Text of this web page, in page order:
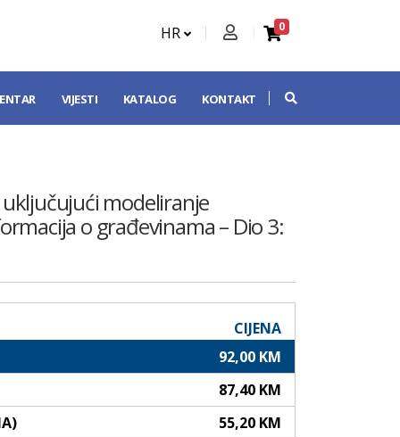
HR 0
VIJESTI KATALOG KONTAKT
modeliranje
o građevinama – Dio 3:
CIJENA
92,00 KM
87,40 KM
55,20 KM